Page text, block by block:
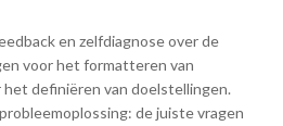
en zelfdiagnose over de
voor het formatteren van
definiëren van doelstellingen.
de juiste vragen